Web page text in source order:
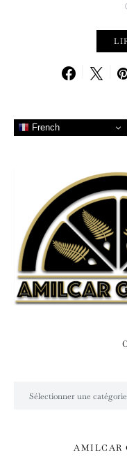
French
AMILCAR